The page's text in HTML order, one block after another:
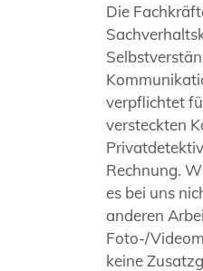
Die
verpflichtet
versteckten
Rechnung.
es bei uns
anderen
Foto-/
keine